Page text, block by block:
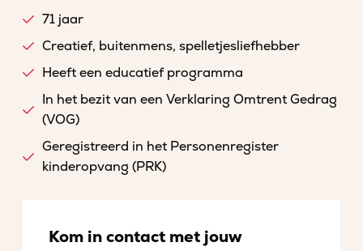
71 jaar
Creatief, buitenmens, spelletjesliefhebber
Heeft een educatief programma
In het bezit van een Verklaring Omtrent Gedrag
(VOG)
Geregistreerd in het Personenregister
kinderopvang (PRK)
Kom in contact met jouw